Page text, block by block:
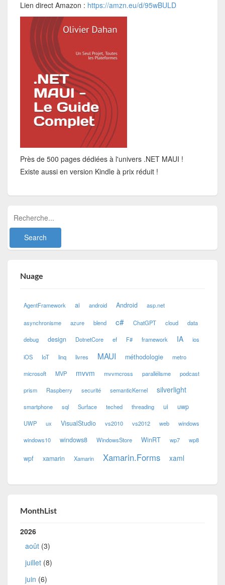
Lien direct Amazon : https://amzn.eu/d/95wBULD
Près de 500 pages dédiées à l'univers .NET MAUI !
Existe aussi en version Kindle à prix réduit !
Nuage
AgentFramework ai android Android asp.net
asynchronisme azure blend c# ChatGPT cloud data
debug design DotnetCore ef F# framework IA ios
iOS IoT linq livres MAUI méthodologie metro
microsoft MVP mvvm mvvmcross parallélisme podcast
prism Raspberry securité semanticKernel silverlight
smartphone sql Surface teched threading ui uwp
UWP ux VisualStudio vs2010 vs2012 web windows
windows10 windows8 WindowsStore WinRT wp7 wp8
wpf xamarin Xamarin Xamarin.Forms xaml
MonthList
2026
août (3)
juillet (8)
juin (6)